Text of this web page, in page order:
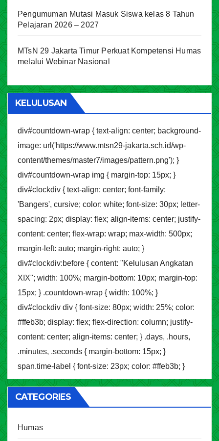
Pengumuman Mutasi Masuk Siswa kelas 8 Tahun
Pelajaran 2026 – 2027
MTsN 29 Jakarta Timur Perkuat Kompetensi Humas
melalui Webinar Nasional
KELULUSAN
div#countdown-wrap { text-align: center; background-
image: url('https://www.mtsn29-jakarta.sch.id/wp-
content/themes/master7/images/pattern.png'); }
div#countdown-wrap img { margin-top: 15px; }
div#clockdiv { text-align: center; font-family:
'Bangers', cursive; color: white; font-size: 30px; letter-
spacing: 2px; display: flex; align-items: center; justify-
content: center; flex-wrap: wrap; max-width: 500px;
margin-left: auto; margin-right: auto; }
div#clockdiv:before { content: "Kelulusan Angkatan
XIX"; width: 100%; margin-bottom: 10px; margin-top:
15px; } .countdown-wrap { width: 100%; }
div#clockdiv div { font-size: 80px; width: 25%; color:
#ffeb3b; display: flex; flex-direction: column; justify-
content: center; align-items: center; } .days, .hours,
.minutes, .seconds { margin-bottom: 15px; }
span.time-label { font-size: 23px; color: #ffeb3b; }
CATEGORIES
Humas